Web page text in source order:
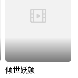
倾世妖颜